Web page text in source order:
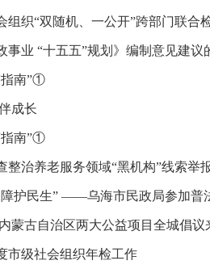
组织“双随机、一公开”跨部门联合
事业 “十五五”规划》编制意见建议
指南”①
成长
指南”①
整治养老服务领域“黑机构”线索举
护民生” ——乌海市民政局参加普
蒙古自治区两大公益项目全城倡议
市级社会组织年检工作